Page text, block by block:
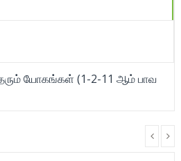
யோகங்கள் (1-2-11 ஆம் பாவ